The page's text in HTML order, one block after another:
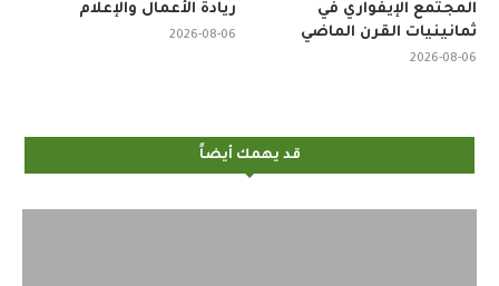
ريادة الأعمال والإعلام
2026-08-06
المجتمع الإيفواري في
ثمانينيات القرن الماضي
2026-08-06
قد يهمك أيضاً